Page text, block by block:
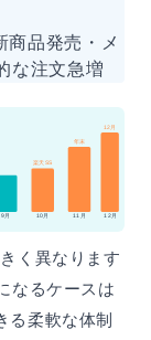
商品発売・メ
な注文急増
9月 10月 11月 12月
楽天SS
年末
12月
く異なります
なるケースは
る柔軟な体制